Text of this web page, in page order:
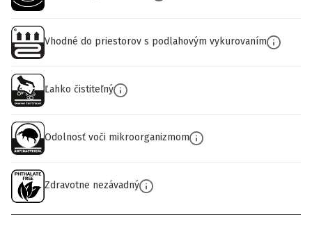
Vhodné do priestorov s podlahovým vykurovaním
Ľahko čistiteľný
Odolnosť voči mikroorganizmom
Zdravotne nezávadný